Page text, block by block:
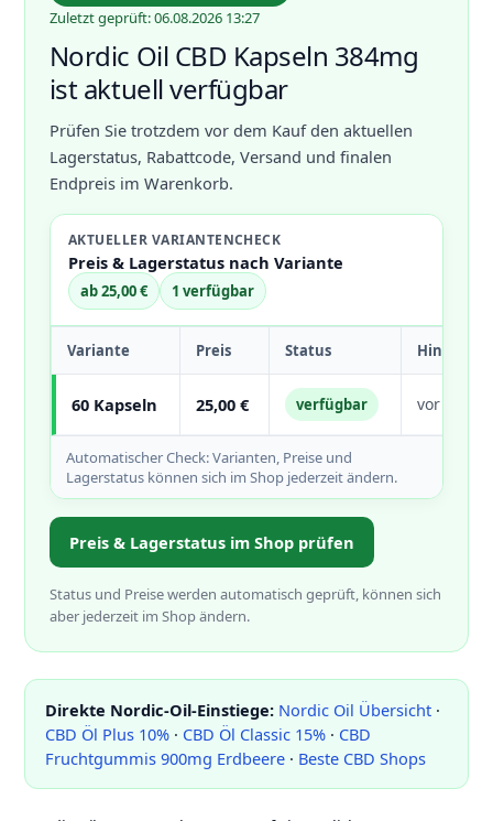
Zuletzt geprüft: 06.08.2026 13:27
Nordic Oil CBD Kapseln 384mg
ist aktuell verfügbar
Prüfen Sie trotzdem vor dem Kauf den aktuellen
Lagerstatus, Rabattcode, Versand und finalen
Endpreis im Warenkorb.
AKTUELLER VARIANTENCHECK
Preis & Lagerstatus nach Variante
ab 25,00 € 1 verfügbar
Variante Preis Status Hinweis
60 Kapseln 25,00 € verfügbar vor dem
Automatischer Check: Varianten, Preise und
Lagerstatus können sich im Shop jederzeit ändern.
Preis & Lagerstatus im Shop prüfen
Status und Preise werden automatisch geprüft, können sich
aber jederzeit im Shop ändern.
Direkte Nordic-Oil-Einstiege: Nordic Oil Übersicht·
CBD Öl Plus 10%· CBD Öl Classic 15%· CBD
Fruchtgummis 900mg Erdbeere· Beste CBD Shops